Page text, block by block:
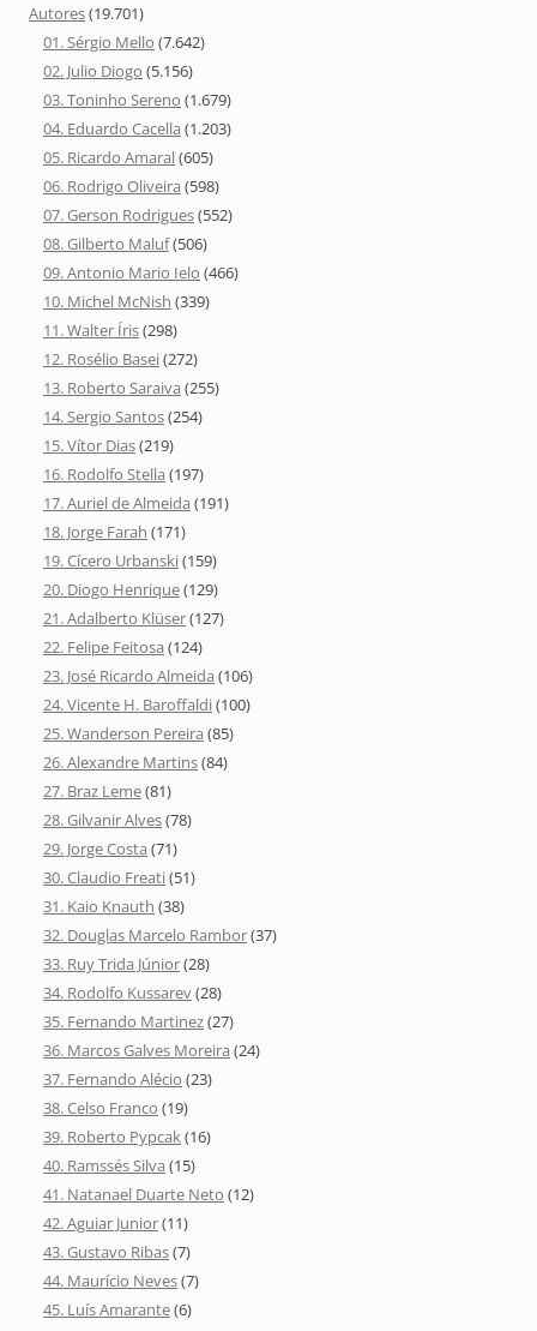
Autores(19.701)
01. Sérgio Mello (7.642)
02. Julio Diogo (5.156)
03. Toninho Sereno (1.679)
04. Eduardo Cacella (1.203)
05. Ricardo Amaral(605)
06. Rodrigo Oliveira (598)
07. Gerson Rodrigues(552)
08. Gilberto Maluf(506)
09. Antonio Mario Ielo (466)
10. Michel McNish (339)
11. Walter Íris(298)
12. Rosélio Basei(272)
13. Roberto Saraiva (255)
14. Sergio Santos(254)
15. Vítor Dias(219)
16. Rodolfo Stella (197)
17. Auriel de Almeida (191)
18. Jorge Farah (171)
19. Cícero Urbanski(159)
20. Diogo Henrique(129)
21. Adalberto Klüser(127)
22. Felipe Feitosa (124)
23. José Ricardo Almeida (106)
24. Vicente H. Baroffaldi(100)
25. Wanderson Pereira (85)
26. Alexandre Martins(84)
27. Braz Leme(81)
28. Gilvanir Alves(78)
29. Jorge Costa (71)
30. Claudio Freati(51)
31. Kaio Knauth (38)
32. Douglas Marcelo Rambor(37)
33. Ruy Trida Júnior(28)
34. Rodolfo Kussarev(28)
35. Fernando Martinez(27)
36. Marcos Galves Moreira (24)
37. Fernando Alécio (23)
38. Celso Franco (19)
39. Roberto Pypcak(16)
40. Ramssés Silva (15)
41. Natanael Duarte Neto (12)
42. Aguiar Junior(11)
43. Gustavo Ribas(7)
44. Maurício Neves(7)
45. Luís Amarante(6)